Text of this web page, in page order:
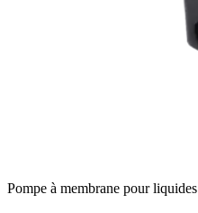
Pompe à membrane pour liquides